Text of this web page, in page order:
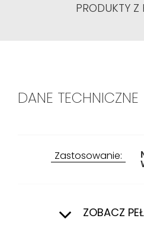
PRODUKTY Z
DANE TECHNICZNE
Zastosowanie:
ZOBACZ